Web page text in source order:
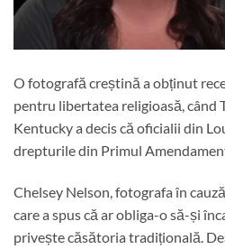
O fotografă creștină a obținut
pentru libertatea religioasă, când
Kentucky a decis că oficialii din
drepturile din Primul
Chelsey Nelson, fotografa în
care a spus că ar obliga-o să-și
privește căsătoria tradițională.